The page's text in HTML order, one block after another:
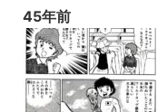
45年前